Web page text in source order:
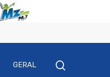
GERAL